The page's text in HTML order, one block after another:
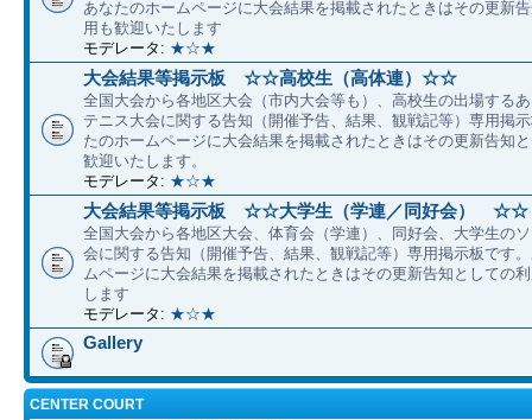
あなたのホームページに大会結果を掲載されたときはその更新
用も歓迎いたします
モデレータ: ★☆★
大会結果等掲示板 ☆☆高校生（高体連）☆☆
全国大会から各地区大会（市内大会等も）、高校生の出場する
テニス大会に関する告知（開催予告、結果、観戦記等）専用掲
たのホームページに大会結果を掲載されたときはその更新告知
歓迎いたします。
モデレータ: ★☆★
大会結果等掲示板 ☆☆大学生（学連／同好会） ☆☆
全国大会から各地区大会、体育会（学連）、同好会、大学生の
会に関する告知（開催予告、結果、観戦記等）専用掲示板です
ムページに大会結果を掲載されたときはその更新告知としての
します
モデレータ: ★☆★
Gallery
CENTER COURT